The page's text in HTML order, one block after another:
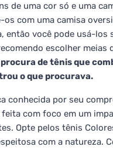
de uma cor só e uma
com uma camisa
então você pode usá-
escolher
procura de tênis que
o que procurava.
conhecida por seu
com foco em um
Opte pelos tênis
com a natureza.